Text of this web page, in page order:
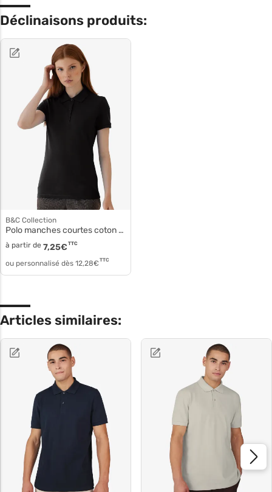
Déclinaisons produits:
B&C Collection
Polo manches courtes coton pw440
à partir de 7,25€ TTC
ou personnalisé dès 12,28€ TTC
Articles similaires: